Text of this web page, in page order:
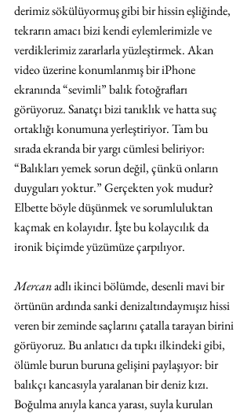
derimiz sökülüyormuş gibi bir hissin eşliğinde,
tekrarın amacı bizi kendi eylemlerimizle ve
verdiklerimiz zararlarla yüzleştirmek. Akan
video üzerine konumlanmış bir iPhone
ekranında “sevimli” balık fotoğrafları
görüyoruz. Sanatçı bizi tanıklık ve hatta suç
ortaklığı konumuna yerleştiriyor. Tam bu
sırada ekranda bir yargı cümlesi beliriyor:
“Balıkları yemek sorun değil, çünkü onların
duyguları yoktur.” Gerçekten yok mudur?
Elbette böyle düşünmek ve sorumluluktan
kaçmak en kolayıdır. İşte bu kolaycılık da
ironik biçimde yüzümüze çarpılıyor.
Mercan adlı ikinci bölümde, desenli mavi bir
örtünün ardında sanki denizaltındaymışız hissi
veren bir zeminde saçlarını çatalla tarayan birini
görüyoruz. Bu anlatıcı da tıpkı ilkindeki gibi,
ölümle burun buruna gelişini paylaşıyor: bir
balıkçı kancasıyla yaralanan bir deniz kızı.
Boğulma anıyla kanca yarası, suyla kurulan